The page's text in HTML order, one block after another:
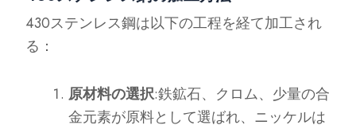
430ステンレス鋼は以下の工程を経て加工され
る：
原材料の選択:鉄鉱石、クロム、少量の合
金元素が原料として選ばれ、ニッケルは